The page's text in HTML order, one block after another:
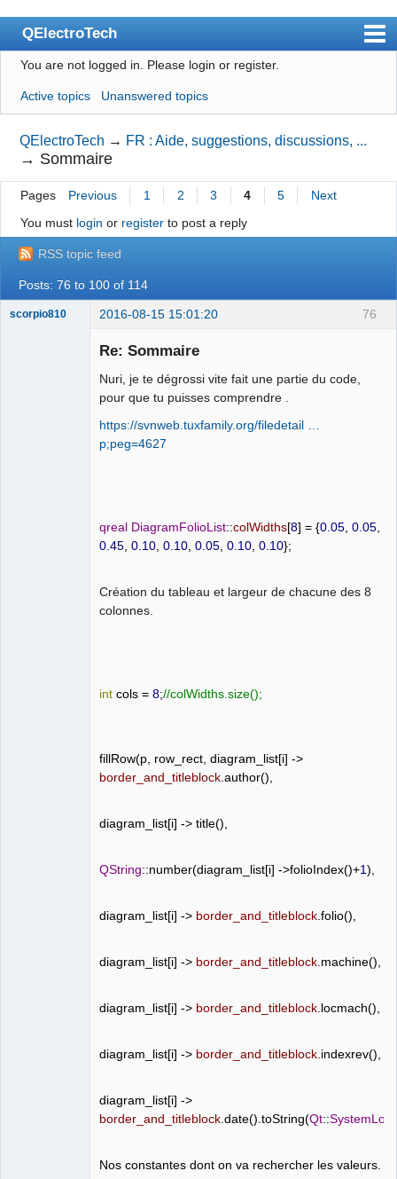
QElectroTech
Index
User list
Search
Register
Login
Site officiel
Wiki
BugTracker
Manual 0.8_cs
You are not logged in. Please login or register.
Active topics Unanswered topics
QElectroTech → FR : Aide, suggestions, discussions, ...
→ Sommaire
Pages Previous 1 2 3 4 5
Next
You must login or registerto post a reply
RSS topic feed
Posts: 76 to 100 of 114
76
scorpio810 2016-08-15 15:01:20
Re: Sommaire
Nuri, je te dégrossi vite fait une partie du code,
pour que tu puisses comprendre .
https://svnweb.tuxfamily.org/filedetail …
p;peg=4627
qreal DiagramFolioList::colWidths[8] = {0.05 0.05
0.45 0.10 0.10 0.05 0.10 0.10};
Création du tableau et largeur de chacune des 8
colonnes.
int cols = 8;//colWidths.size();
fillRow(p row_rect diagram_list[i] ->
border_and_titleblock author(),
diagram_list[i] -> title(),
QString::number(diagram_list[i] ->folioIndex()+1),
diagram_list[i] -> border_and_titleblock folio(),
diagram_list[i] -> border_and_titleblock machine(),
diagram_list[i] -> border_and_titleblock locmach(),
diagram_list[i] -> border_and_titleblock.indexrev(),
diagram_list[i] ->
border_and_titleblock.date().toString(Qt::
Nos constantes dont on va rechercher les valeurs.